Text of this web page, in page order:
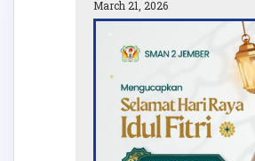
March 21, 2026